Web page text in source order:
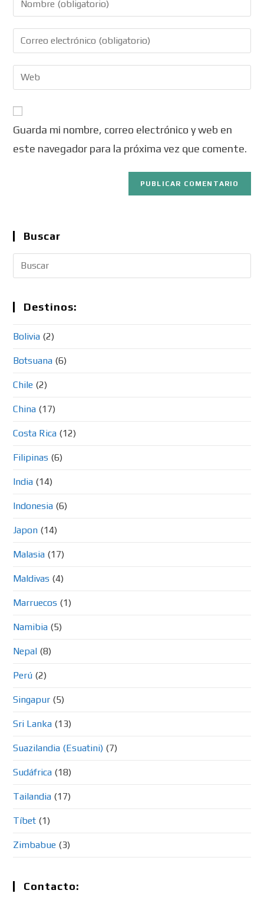
Guarda mi nombre, correo electrónico y web en
este navegador para la próxima vez que comente.
Buscar
Destinos:
Bolivia (2)
Botsuana (6)
Chile (2)
China (17)
Costa Rica (12)
Filipinas (6)
India (14)
Indonesia (6)
Japon (14)
Malasia (17)
Maldivas (4)
Marruecos (1)
Namibia (5)
Nepal (8)
Perú (2)
Singapur (5)
Sri Lanka (13)
Suazilandia (Esuatini) (7)
Sudáfrica (18)
Tailandia (17)
Tíbet (1)
Zimbabue (3)
Contacto: